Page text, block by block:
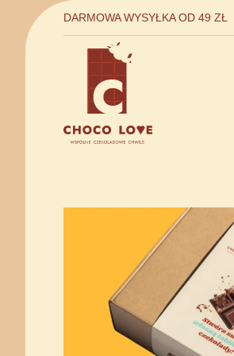
DARMOWA WYSYŁKA OD 49 ZŁ